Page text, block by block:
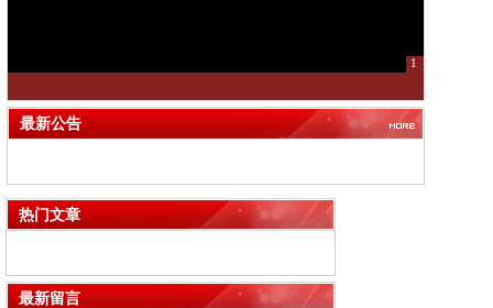
1
最新公告
热门文章
最新留言